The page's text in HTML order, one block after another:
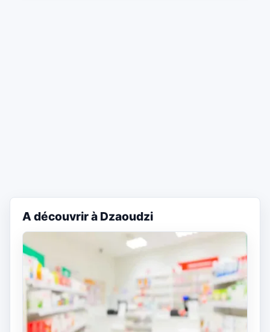
A découvrir à Dzaoudzi